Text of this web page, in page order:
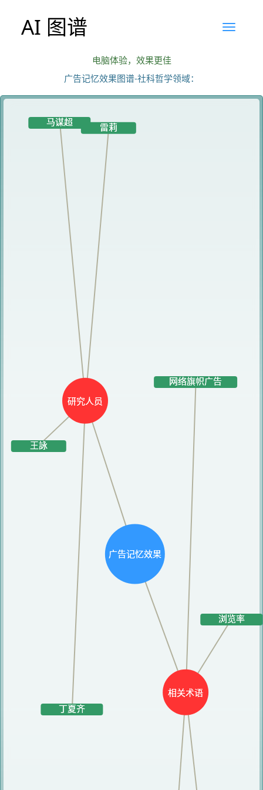
AI 图谱
电脑体验，效果更佳
广告记忆效果图谱-社科哲学领域：